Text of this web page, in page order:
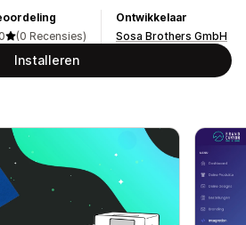
(0 Recensies)
Ontwikkelaar
Sosa Brothers GmbH
Installeren